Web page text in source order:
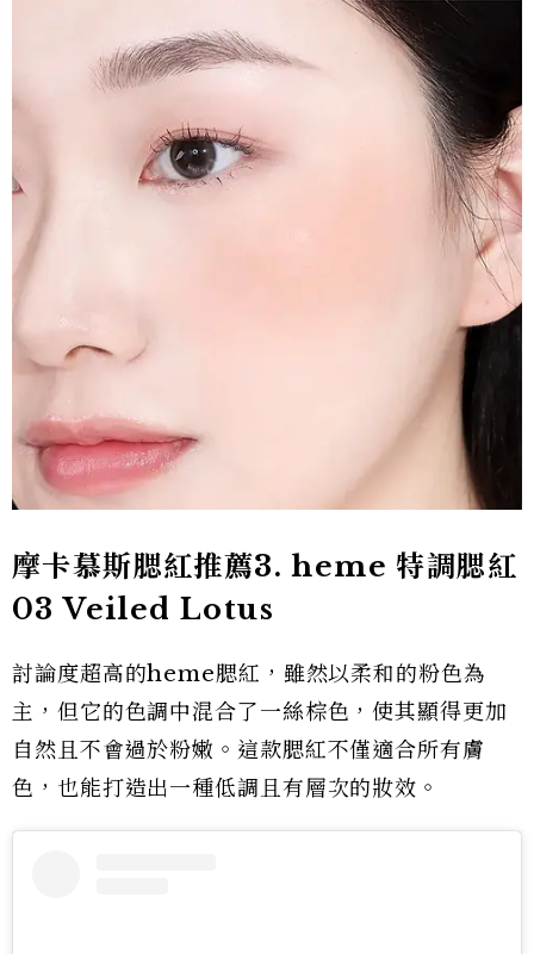
摩卡慕斯腮紅推薦3. heme 特調腮紅
03 Veiled Lotus
討論度超高的heme腮紅，雖然以柔和的粉色為
主，但它的色調中混合了一絲棕色，使其顯得更加
自然且不會過於粉嫩。這款腮紅不僅適合所有膚
色，也能打造出一種低調且有層次的妝效。